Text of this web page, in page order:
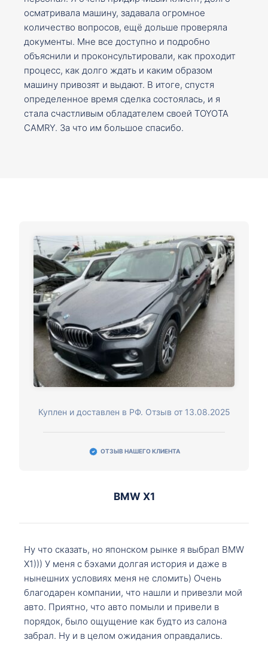
осматривала машину, задавала огромное
количество вопросов, ещё дольше проверяла
документы. Мне все доступно и подробно
объяснили и проконсультировали, как проходит
процесс, как долго ждать и каким образом
машину привозят и выдают. В итоге, спустя
определенное время сделка состоялась, и я
стала счастливым обладателем своей TOYOTA
CAMRY. За что им большое спасибо.
Куплен и доставлен в РФ. Отзыв от 13.08.2025
ОТЗЫВ НАШЕГО КЛИЕНТА
BMW X1
Ну что сказать, но японском рынке я выбрал BMW
X1))) У меня с бэхами долгая история и даже в
нынешних условиях меня не сломить) Очень
благодарен компании, что нашли и привезли мой
авто. Приятно, что авто помыли и привели в
порядок, было ощущение как будто из салона
забрал. Ну и в целом ожидания оправдались.